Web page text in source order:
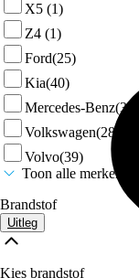
X5 (1)
Z4 (1)
Ford(25)
Kia(40)
Mercedes-Benz(37)
Volkswagen(28)
Volvo(39)
Toon alle merken
Brandstof
Uitleg
Kies brandstof